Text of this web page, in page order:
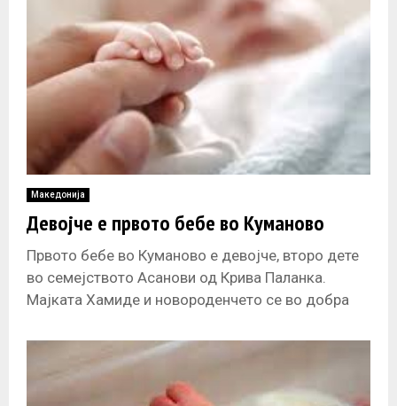
Македонија
Девојче е првото бебе во Куманово
Првото бебе во Куманово е девојче, второ дете
во семејството Асанови од Крива Паланка.
Мајката Хамиде и новороденчето се во добра